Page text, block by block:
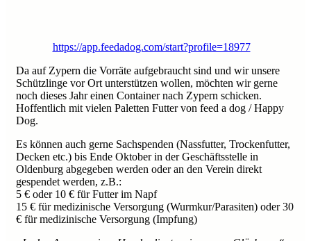
https://app.feedadog.com/start?profile=18977
Da auf Zypern die Vorräte aufgebraucht sind und wir unsere
Schützlinge vor Ort unterstützen wollen, möchten wir gerne
noch dieses Jahr einen Container nach Zypern schicken.
Hoffentlich mit vielen Paletten Futter von feed a dog / Happy
Dog.
Es können auch gerne Sachspenden (Nassfutter, Trockenfutter,
Decken etc.) bis Ende Oktober in der Geschäftsstelle in
Oldenburg abgegeben werden oder an den Verein direkt
gespendet werden, z.B.:
5 € oder 10 € für Futter im Napf
15 € für medizinische Versorgung (Wurmkur/Parasiten) oder 30
€ für medizinische Versorgung (Impfung)